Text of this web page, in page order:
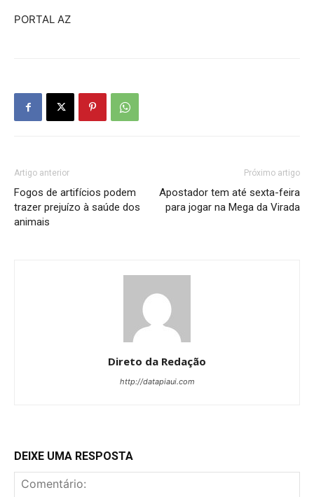
PORTAL AZ
Artigo anterior
Fogos de artifícios podem
trazer prejuízo à saúde dos
animais
Próximo artigo
Apostador tem até sexta-feira
para jogar na Mega da Virada
Direto da Redação
http://datapiaui.com
DEIXE UMA RESPOSTA